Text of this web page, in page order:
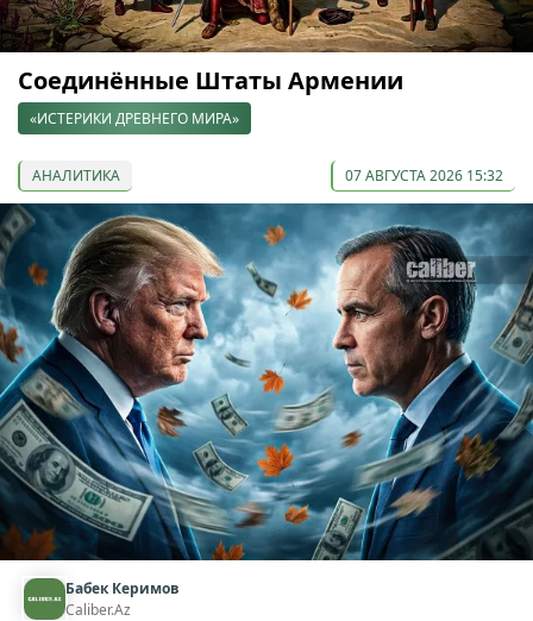
Соединённые Штаты Армении
«ИСТЕРИКИ ДРЕВНЕГО МИРА»
АНАЛИТИКА 07 АВГУСТА 2026 15:32
Бабек Керимов
Caliber.Az